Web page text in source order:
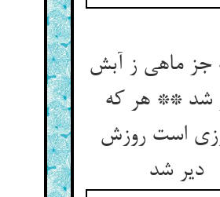
جز ماهی ز آبش
شد ** هر که
است روزش
دیر شد